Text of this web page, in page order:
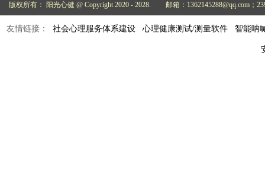
版权所有： 阳光心健 @ Copyright 2020 - 2028.
邮箱：1362145288@qq.com；
友情链接： 社会心理服务体系建设 心理健康测试/测量软件 智能呐